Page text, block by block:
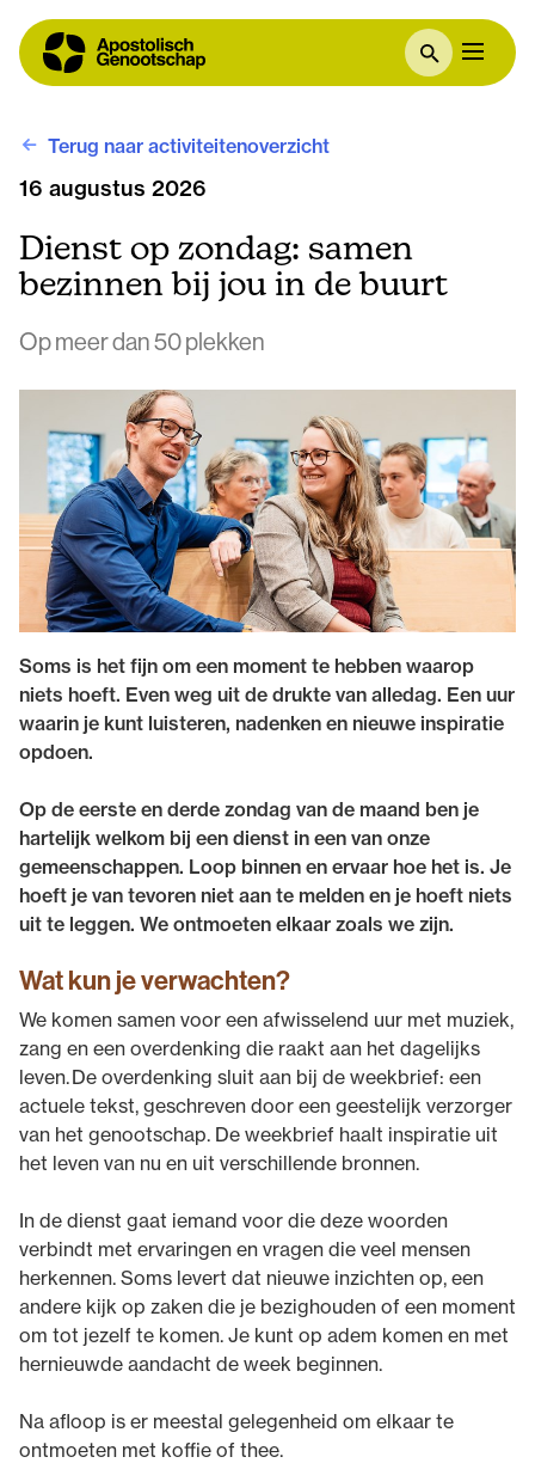
Terug naar activiteitenoverzicht
16 augustus 2026
Dienst op zondag: samen
bezinnen bij jou in de buurt
Op meer dan 50 plekken
Soms is het fijn om een moment te hebben waarop
niets hoeft. Even weg uit de drukte van alledag. Een uur
waarin je kunt luisteren, nadenken en nieuwe inspiratie
opdoen.
Op de eerste en derde zondag van de maand ben je
hartelijk welkom bij een dienst in een van onze
gemeenschappen. Loop binnen en ervaar hoe het is. Je
hoeft je van tevoren niet aan te melden en je hoeft niets
uit te leggen. We ontmoeten elkaar zoals we zijn.
Wat kun je verwachten?
We komen samen voor een afwisselend uur met muziek,
zang en een overdenking die raakt aan het dagelijks
leven. De overdenking sluit aan bij de weekbrief: een
actuele tekst, geschreven door een geestelijk verzorger
van het genootschap. De weekbrief haalt inspiratie uit
het leven van nu en uit verschillende bronnen.
In de dienst gaat iemand voor die deze woorden
verbindt met ervaringen en vragen die veel mensen
herkennen. Soms levert dat nieuwe inzichten op, een
andere kijk op zaken die je bezighouden of een moment
om tot jezelf te komen. Je kunt op adem komen en met
hernieuwde aandacht de week beginnen.
Na afloop is er meestal gelegenheid om elkaar te
ontmoeten met koffie of thee.